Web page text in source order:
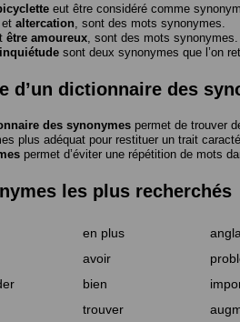
eut être considéré comme
et altercation , sont des mots synonymes.
être amoureux , sont des mots synonymes.
inquiétude sont deux synonymes que l’on
d’un dictionnaire des
des synonymes permet de trouver
plus adéquat pour restituer un trait
permet d’éviter une répétition de mots
les plus recherchés
en plus
avoir
bien
trouver